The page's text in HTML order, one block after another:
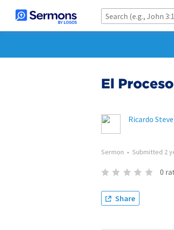
El
Ricardo
Sermon • Submitted 2
0
Share